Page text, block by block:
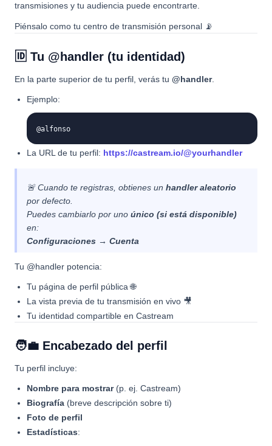
transmisiones y tu audiencia puede encontrarte.
Piénsalo como tu centro de transmisión personal 📡
🆔 Tu @handler (tu identidad)
En la parte superior de tu perfil, verás tu @handler.
Ejemplo:
@alfonso
La URL de tu perfil: https://castream.io/@yourhandler
🚨 Cuando te registras, obtienes un handler aleatorio
por defecto.
Puedes cambiarlo por uno único (si está disponible)
en:
Configuraciones → Cuenta
Tu @handler potencia:
Tu página de perfil pública 🌐
La vista previa de tu transmisión en vivo 🎥
Tu identidad compartible en Castream
🧑‍💼 Encabezado del perfil
Tu perfil incluye:
Nombre para mostrar(p. ej. Castream)
Biografía (breve descripción sobre ti)
Foto de perfil
Estadísticas: